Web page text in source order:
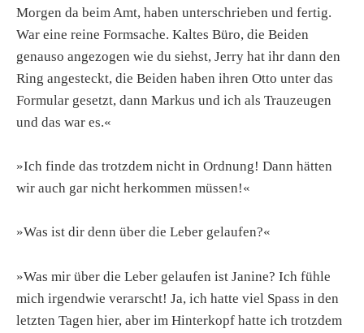
Morgen da beim Amt, haben unterschrieben und fertig.
War eine reine Formsache. Kaltes Büro, die Beiden
genauso angezogen wie du siehst, Jerry hat ihr dann den
Ring angesteckt, die Beiden haben ihren Otto unter das
Formular gesetzt, dann Markus und ich als Trauzeugen
und das war es.«
»Ich finde das trotzdem nicht in Ordnung! Dann hätten
wir auch gar nicht herkommen müssen!«
»Was ist dir denn über die Leber gelaufen?«
»Was mir über die Leber gelaufen ist Janine? Ich fühle
mich irgendwie verarscht! Ja, ich hatte viel Spass in den
letzten Tagen hier, aber im Hinterkopf hatte ich trotzdem